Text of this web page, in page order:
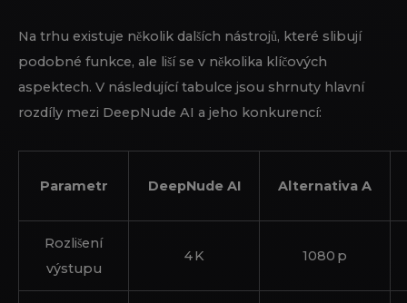
Na trhu existuje několik dalších nástrojů, které slibují
podobné funkce, ale liší se v několika klíčových
aspektech. V následující tabulce jsou shrnuty hlavní
rozdíly mezi DeepNude AI a jeho konkurencí:
Parametr DeepNude AI Alternativa A
Rozlišení
výstupu
4 K 1080 p